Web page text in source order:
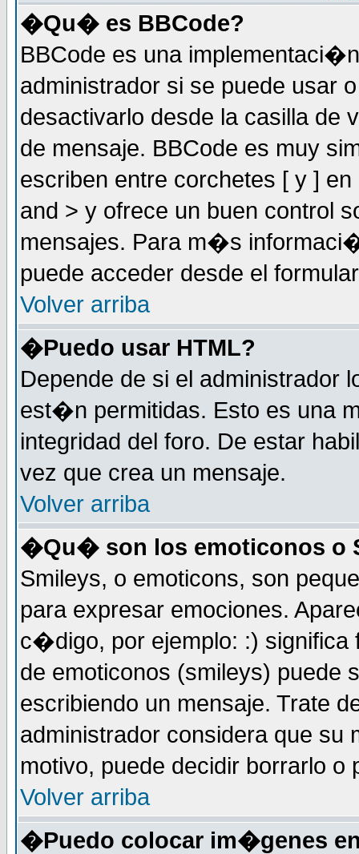
�Qu� es BBCode?
BBCode es una
administrador si se puede usar
desactivarlo desde la casilla de
de mensaje. BBCode es muy
escriben entre corchetes [ y ]
and > y ofrece un buen control
mensajes. Para m�s
puede acceder desde el
Volver arriba
�Puedo usar HTML?
Depende de si el
est�n permitidas. Esto es una
integridad del foro. De estar
vez que crea un mensaje.
Volver arriba
�Qu� son los emoticonos o
Smileys, o emoticons, son
para expresar emociones.
c�digo, por ejemplo: :) significa
de emoticonos (smileys)
escribiendo un mensaje. Trate
administrador considera que su
motivo, puede decidir borrarlo o
Volver arriba
�Puedo colocar im�genes